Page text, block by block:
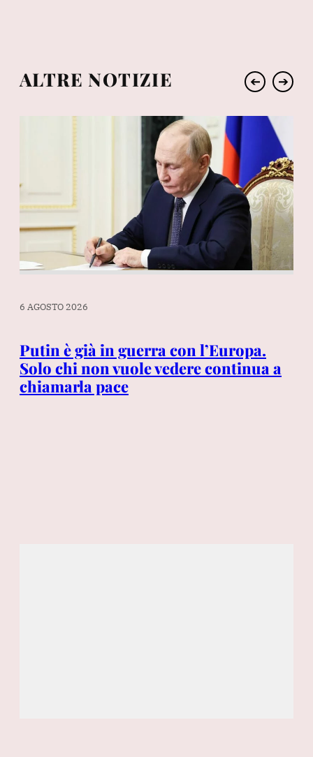
ALTRE NOTIZIE ➔ ➔
6 AGOSTO 2026
Putin è già in guerra con l’Europa.
Solo chi non vuole vedere continua a
chiamarla pace